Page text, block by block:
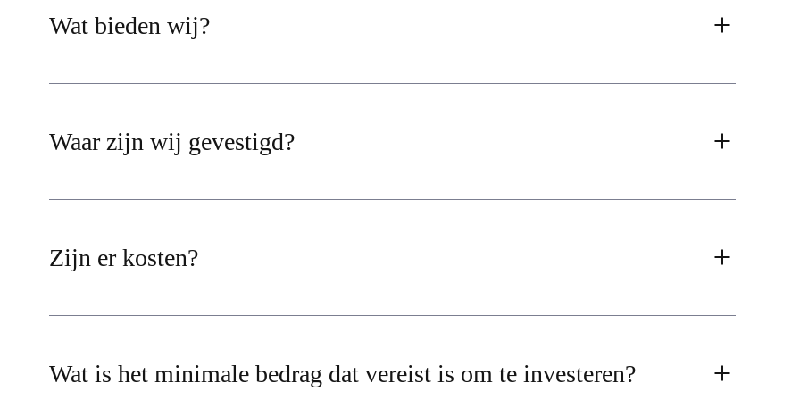
Wat bieden wij?
Waar zijn wij gevestigd?
Zijn er kosten?
Wat is het minimale bedrag dat vereist is om te investeren?